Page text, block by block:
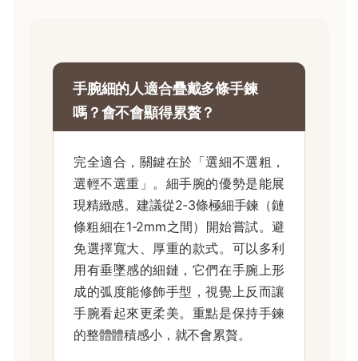
手腕細的人適合疊戴多條手鍊
嗎？會不會顯得累贅？
完全適合，關鍵在於「選細不選粗，
選輕不選重」。細手腕的優勢是能展
現精緻感。建議從2-3條極細手鍊（鏈
條粗細在1-2mm之間）開始嘗試。避
免選擇寬大、厚重的款式。可以多利
用有垂墜感的細鏈，它們在手腕上形
成的弧度能修飾手型，視覺上反而讓
手腕看起來更柔美。重點是保持手鍊
的整體體積感小，就不會累贅。